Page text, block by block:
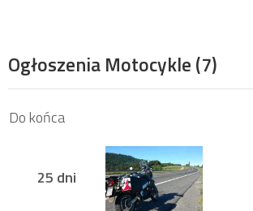
Ogłoszenia Motocykle(7)
Do końca
25 dni